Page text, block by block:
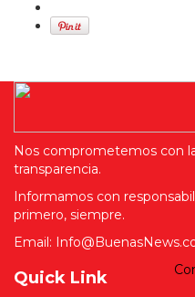
Nos comprometemos con
transparencia.
Informamos con
primero, siempre.
Email:
Quick Link